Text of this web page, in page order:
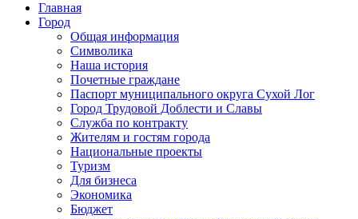
Главная
Город
Общая информация
Символика
Наша история
Почетные граждане
Паспорт муниципального округа Сухой Лог
Город Трудовой Доблести и Славы
Служба по контракту
Жителям и гостям города
Национальные проекты
Туризм
Для бизнеса
Экономика
Бюджет